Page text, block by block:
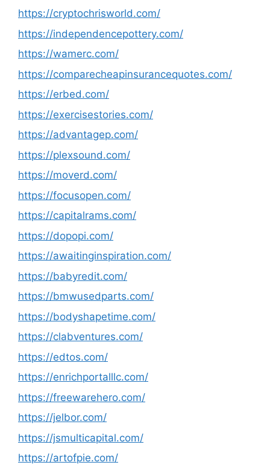
https://cryptochrisworld.com/
https://independencepottery.com/
https://wamerc.com/
https://comparecheapinsurancequotes.com/
https://erbed.com/
https://exercisestories.com/
https://advantagep.com/
https://plexsound.com/
https://moverd.com/
https://focusopen.com/
https://capitalrams.com/
https://dopopi.com/
https://awaitinginspiration.com/
https://babyredit.com/
https://bmwusedparts.com/
https://bodyshapetime.com/
https://clabventures.com/
https://edtos.com/
https://enrichportalllc.com/
https://freewarehero.com/
https://jelbor.com/
https://jsmulticapital.com/
https://artofpie.com/